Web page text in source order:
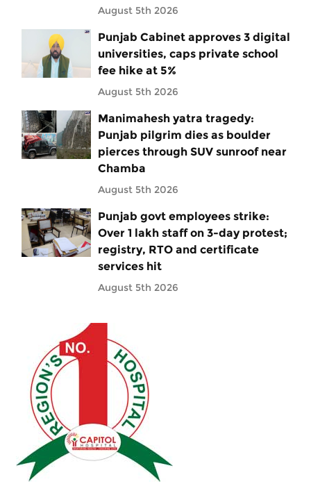
August 5th 2026
Punjab Cabinet approves 3 digital
universities, caps private school
fee hike at 5%
August 5th 2026
Manimahesh yatra tragedy:
Punjab pilgrim dies as boulder
pierces through SUV sunroof near
Chamba
August 5th 2026
Punjab govt employees strike:
Over 1 lakh staff on 3-day protest;
registry, RTO and certificate
services hit
August 5th 2026